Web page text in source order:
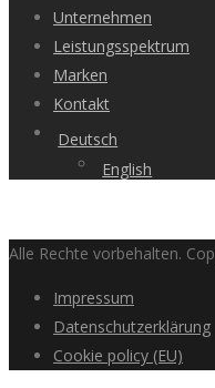
Unternehmen
Leistungsspektrum
Marken
Kontakt
Deutsch
English
Alle Rechte vorbehalten.
Impressum
Datenschutzerklärung
Cookie policy (EU)